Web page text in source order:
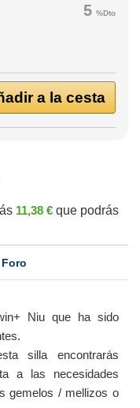
5 %Dto
a la cesta
11,38 € que podrás
Foro
Niu que ha sido
silla encontrarás
a las necesidades
gemelos / mellizos o